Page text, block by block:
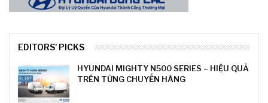
EDITORS' PICKS
HYUNDAI MIGHTY N500 SERIES – HIỆU QUẢ
TRÊN TỪNG CHUYẾN HÀNG